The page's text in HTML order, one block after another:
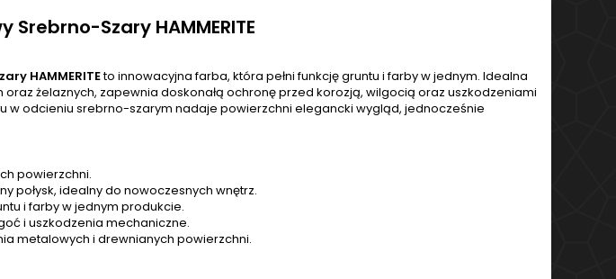
Szary HAMMERITE
HAMMERITEto innowacyjna farba, która pełni funkcję gruntu i farby w jednym. Idealna
żelaznych, zapewnia doskonałą ochronę przed korozją, wilgocią oraz uszkodzeniami
w odcieniu srebrno-szarym nadaje powierzchni elegancki wygląd, jednocześnie
powierzchni.
połysk, idealny do nowoczesnych wnętrz.
i farby w jednym produkcie.
i uszkodzenia mechaniczne.
metalowych i drewnianych powierzchni.